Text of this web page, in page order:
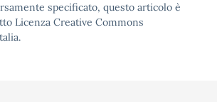
specificato, questo articolo è
Licenza Creative Commons